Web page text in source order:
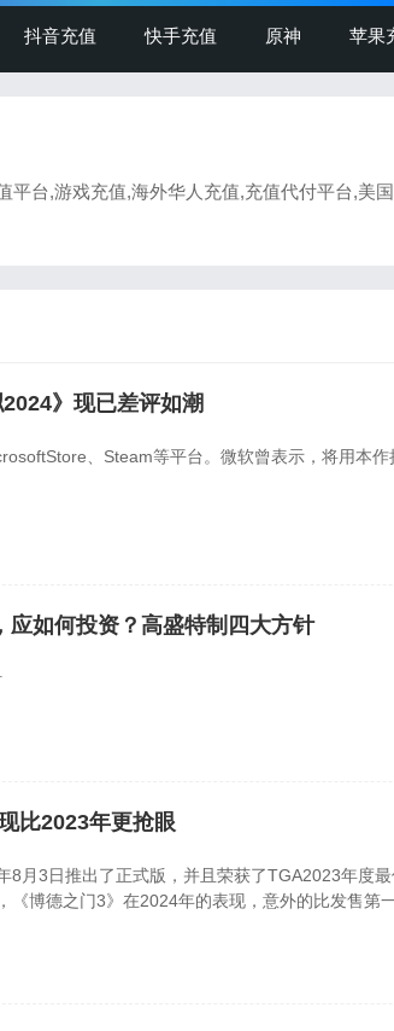
抖音充值 快手充值 原神 苹果
平台,游戏充值,海外华人充值,充值代付平台,美
》现已差评如潮
、Steam等平台。微软曾表示，将用本
应如何投资？高盛特制四大方针
比2023年更抢眼
月3日推出了正式版，并且荣获了TGA2023年度
博德之门3》在2024年的表现，意外的比发售第